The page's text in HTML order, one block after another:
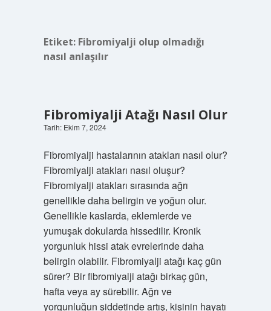
Etiket: Fibromiyalji olup olmadığı
nasıl anlaşılır
Fibromiyalji Atağı Nasıl Olur
Tarih: Ekim 7, 2024
Fibromiyalji hastalarının atakları nasıl olur?
Fibromiyalji atakları nasıl oluşur?
Fibromiyalji atakları sırasında ağrı
genellikle daha belirgin ve yoğun olur.
Genellikle kaslarda, eklemlerde ve
yumuşak dokularda hissedilir. Kronik
yorgunluk hissi atak evrelerinde daha
belirgin olabilir. Fibromiyalji atağı kaç gün
sürer? Bir fibromiyalji atağı birkaç gün,
hafta veya ay sürebilir. Ağrı ve
yorgunluğun şiddetinde artış, kişinin hayatı